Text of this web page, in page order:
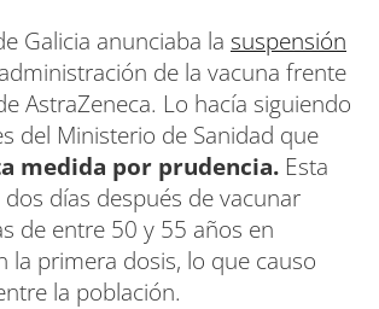
Galicia anunciaba la suspensión
de la vacuna frente
AstraZeneca. Lo hacía siguiendo
del Ministerio de Sanidad que
medida por prudencia. Esta
días después de vacunar
de entre 50 y 55 años en
la primera dosis, lo que causo
la población.